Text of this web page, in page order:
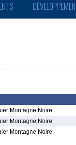
Montagne Noire
Montagne Noire
Montagne Noire